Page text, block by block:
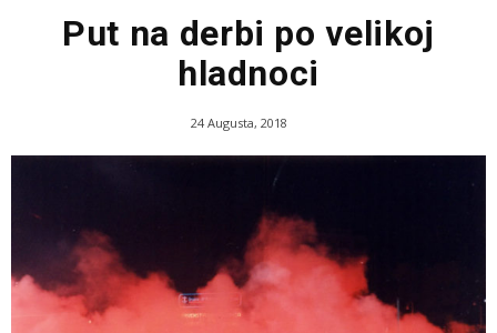
Put na derbi po velikoj
hladnoci
24 Augusta, 2018